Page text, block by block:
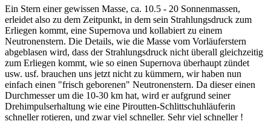
Ein Stern einer gewissen Masse, ca. 10.5 - 20 Sonnenmassen,
erleidet also zu dem Zeitpunkt, in dem sein Strahlungsdruck zum
Erliegen kommt, eine Supernova und kollabiert zu einem
Neutronenstern. Die Details, wie die Masse vom Vorläuferstern
abgeblasen wird, dass der Strahlungsdruck nicht überall gleichzeitig
zum Erliegen kommt, wie so einen Supernova überhaupt zündet
usw. usf. brauchen uns jetzt nicht zu kümmern, wir haben nun
einfach einen "frisch geborenen" Neutronenstern. Da dieser einen
Durchmesser um die 10-30 km hat, wird er aufgrund seiner
Drehimpulserhaltung wie eine Piroutten-Schlittschuhläuferin
schneller rotieren, und zwar viel schneller. Sehr viel schneller !